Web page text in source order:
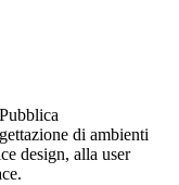
di ambienti
design, alla user